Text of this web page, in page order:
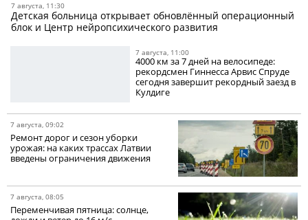
7 августа, 11:30
Детская больница открывает обновлённый операционный
блок и Центр нейропсихического развития
7 августа, 11:00
4000 км за 7 дней на велосипеде:
рекордсмен Гиннесса Арвис Спруде
сегодня завершит рекордный заезд в
Кулдиге
7 августа, 09:02
Ремонт дорог и сезон уборки
урожая: на каких трассах Латвии
введены ограничения движения
7 августа, 08:05
Переменчивая пятница: солнце,